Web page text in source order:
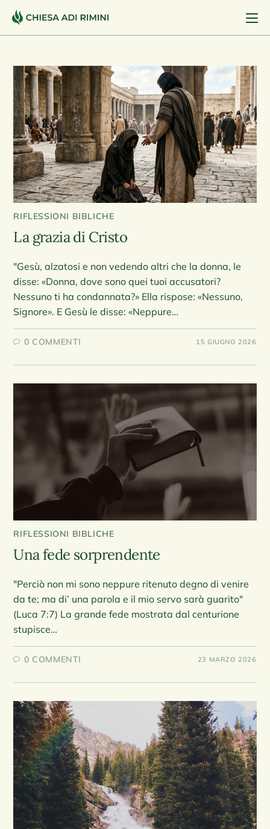
RIFLESSIONI BIBLICHE
La grazia di Cristo
"Gesù, alzatosi e non vedendo altri che la donna, le
disse: «Donna, dove sono quei tuoi accusatori?
Nessuno ti ha condannata?» Ella rispose: «Nessuno,
Signore». E Gesù le disse: «Neppure…
0 COMMENTI 15 GIUGNO 2026
RIFLESSIONI BIBLICHE
Una fede sorprendente
"Perciò non mi sono neppure ritenuto degno di venire
da te; ma di’ una parola e il mio servo sarà guarito"
(Luca 7:7) La grande fede mostrata dal centurione
stupisce…
0 COMMENTI 23 MARZO 2026